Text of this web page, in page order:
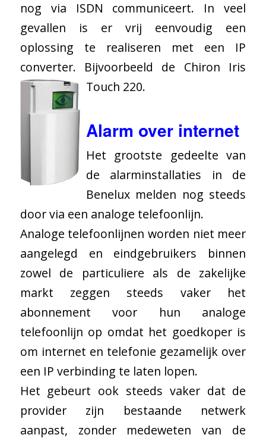
nog via ISDN communiceert. In veel
gevallen is er vrij eenvoudig een
oplossing te realiseren met een IP
converter. Bijvoorbeeld de Chiron Iris
Touch 220.
Alarm over internet
Het grootste gedeelte van
de alarminstallaties in de
Benelux melden nog steeds
door via een analoge telefoonlijn.
Analoge telefoonlijnen worden niet meer
aangelegd en eindgebruikers binnen
zowel de particuliere als de zakelijke
markt zeggen steeds vaker het
abonnement voor hun analoge
telefoonlijn op omdat het goedkoper is
om internet en telefonie gezamelijk over
een IP verbinding te laten lopen.
Het gebeurt ook steeds vaker dat de
provider zijn bestaande netwerk
aanpast, zonder medeweten van de